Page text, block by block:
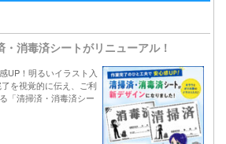
・消毒済シートがリニューアル！
UP！明るいイラスト入
を視覚的に伝え、ご利
「清掃済・消毒済シー